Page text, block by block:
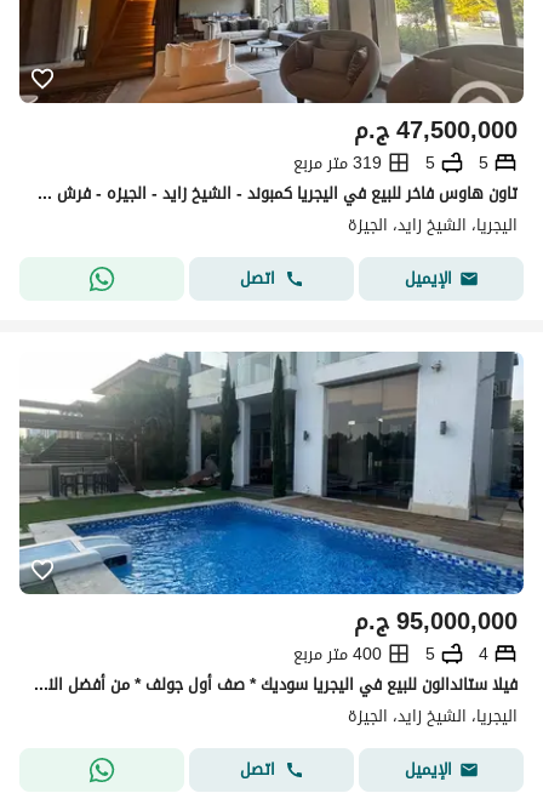
ج.م47,500,000
5
5
319 متر مربع
تاون هاوس فاخر للبيع في اليجريا كمبوند - الشيخ زايد - الجيزه - فرش فندقي - جميع الخدمات متاحه - افضل سعر في السوق - 6 اكتوبر
اليجريا، الشيخ زايد، الجيزة
الإيميل
اتصل
ج.م95,000,000
4
5
400 متر مربع
فيلا ستاندالون للبيع في اليجريا سوديك * صف أول جولف * من أفضل النماذج وأفضل زون داخل اليجريا * تشطيب راقي ومميز جدًا
اليجريا، الشيخ زايد، الجيزة
الإيميل
اتصل